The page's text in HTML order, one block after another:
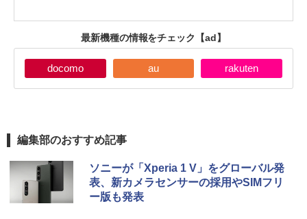
最新機種の情報をチェック 【ad】
docomo au rakuten
編集部のおすすめ記事
ソニーが「Xperia 1 V」をグローバル発
表、新カメラセンサーの採用やSIMフリ
ー版も発表